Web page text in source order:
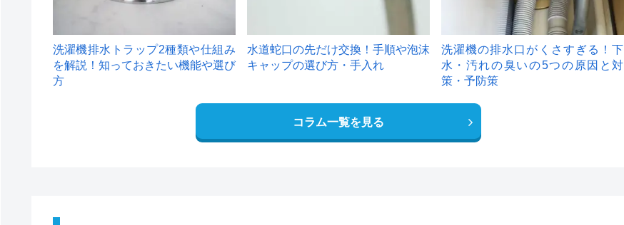
洗濯機排水トラップ2種類や仕組み
を解説！知っておきたい機能や選び
方
水道蛇口の先だけ交換！手順や泡沫
キャップの選び方・手入れ
洗濯機の排水口がくさすぎる！下
水・汚れの臭いの5つの原因と対
策・予防策
コラム一覧を見る